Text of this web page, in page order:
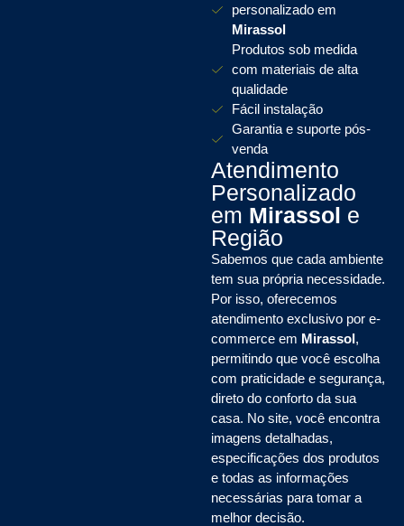
personalizado em
Mirassol
Produtos sob medida
com materiais de alta
qualidade
Fácil instalação
Garantia e suporte pós-
venda
Atendimento
Personalizado
em Mirassol e
Região
Sabemos que cada ambiente
tem sua própria necessidade.
Por isso, oferecemos
atendimento exclusivo por e-
commerce em Mirassol,
permitindo que você escolha
com praticidade e segurança,
direto do conforto da sua
casa. No site, você encontra
imagens detalhadas,
especificações dos produtos
e todas as informações
necessárias para tomar a
melhor decisão.